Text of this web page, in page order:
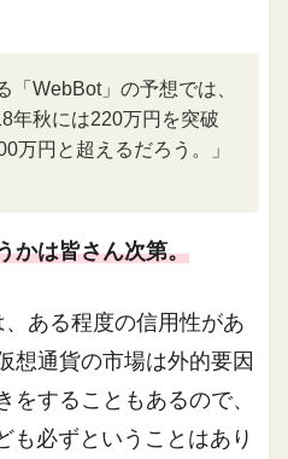
「WebBot」の予想では、
年秋には220万円を突破
万円と超えるだろう。」
かは皆さん次第。
、ある程度の信用性があ
想通貨の市場は外的要因
をすることもあるので、
も必ずということはあり